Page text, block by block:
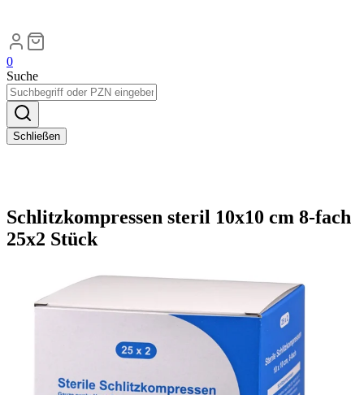
0
Suche
Schließen
Schlitzkompressen steril 10x10 cm 8-fach
25x2 Stück